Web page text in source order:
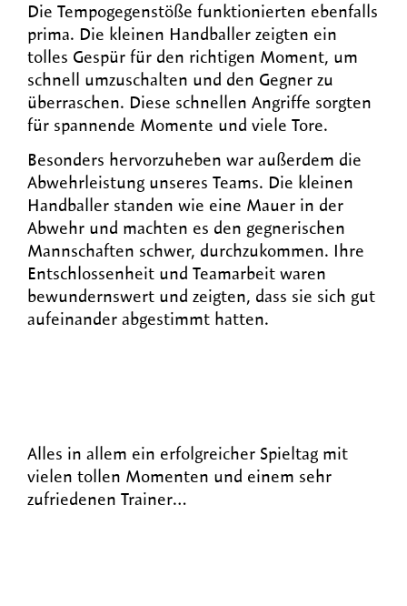
Die Tempogegenstöße funktionierten ebenfalls
prima. Die kleinen Handballer zeigten ein
tolles Gespür für den richtigen Moment, um
schnell umzuschalten und den Gegner zu
überraschen. Diese schnellen Angriffe sorgten
für spannende Momente und viele Tore.
Besonders hervorzuheben war außerdem die
Abwehrleistung unseres Teams. Die kleinen
Handballer standen wie eine Mauer in der
Abwehr und machten es den gegnerischen
Mannschaften schwer, durchzukommen. Ihre
Entschlossenheit und Teamarbeit waren
bewundernswert und zeigten, dass sie sich gut
aufeinander abgestimmt hatten.
Alles in allem ein erfolgreicher Spieltag mit
vielen tollen Momenten und einem sehr
zufriedenen Trainer…